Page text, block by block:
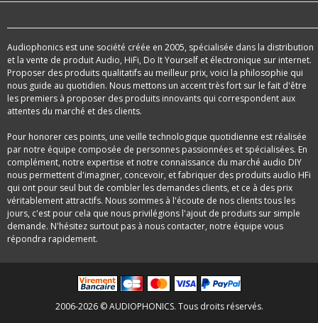
Audiophonics est une société créée en 2005, spécialisée dans la distribution
et la vente de produit Audio, HiFi, Do It Yourself et électronique sur internet.
Proposer des produits qualitatifs au meilleur prix, voici la philosophie qui
nous guide au quotidien. Nous mettons un accent très fort sur le fait d'être
les premiers à proposer des produits innovants qui correspondent aux
attentes du marché et des clients.
Pour honorer ces points, une veille technologique quotidienne est réalisée
par notre équipe composée de personnes passionnées et spécialisées. En
complément, notre expertise et notre connaissance du marché audio DIY
nous permettent d'imaginer, concevoir, et fabriquer des produits audio HFi
qui ont pour seul but de combler les demandes clients, et ce à des prix
véritablement attractifs. Nous sommes à l'écoute de nos clients tous les
jours, c'est pour cela que nous privilégions l'ajout de produits sur simple
demande. N'hésitez surtout pas à nous contacter, notre équipe vous
répondra rapidement.
2006-2026 © AUDIOPHONICS. Tous droits réservés.